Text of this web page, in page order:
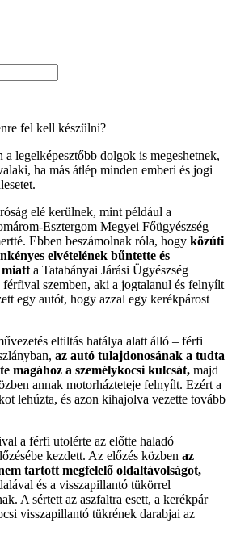
fel kell készülni?
a legelképesztőbb dolgok is megeshetnek,
ha más átlép minden emberi és jogi
elé kerülnek, mint például a
Esztergom Megyei Főügyészség
Ebben beszámolnak róla, hogy közúti
elvételének bűntette és
miatt a Tatabányai Járási Ügyészség
szemben, aki a jogtalanul és felnyílt
egy autót, hogy azzal egy kerékpárost
eltiltás hatálya alatt álló – férfi
az autó tulajdonosának a tudta
magához a személykocsi kulcsát, majd
annak motorházteteje felnyílt. Ezért a
lehúzta, és azon kihajolva vezette tovább
a férfi utolérte az előtte haladó
kezdett. Az előzés közben az
tartott megfelelő oldaltávolságot,
és a visszapillantó tükörrel
A sértett az aszfaltra esett, a kerékpár
visszapillantó tükrének darabjai az